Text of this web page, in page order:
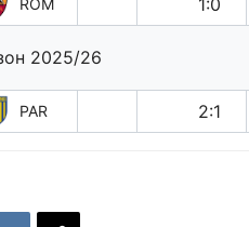
ROM 1:0
2025/26
PAR 2:1